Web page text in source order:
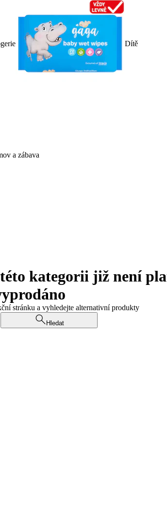
Dítě
a zábava
kategorii již není
stránku a vyhledejte alternativní produkty
Hledat